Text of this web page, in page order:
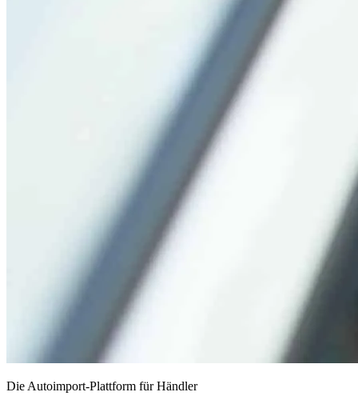
Die Autoimport-Plattform für Händler